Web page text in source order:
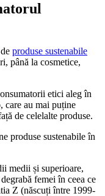
produse sustenabile
până la cosmetice,
etici aleg în
care au mai puține
de celelalte produse.
medii și superioare,
femei în ceea ce
Z (născuți între 1999-